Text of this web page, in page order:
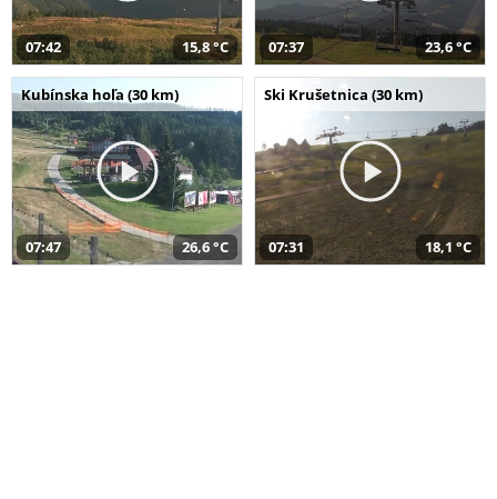
07:42 15,8 °C 07:37 23,6 °C
Kubínska hoľa (30 km)
07:47 26,6 °C
Ski Krušetnica (30 km)
07:31 18,1 °C